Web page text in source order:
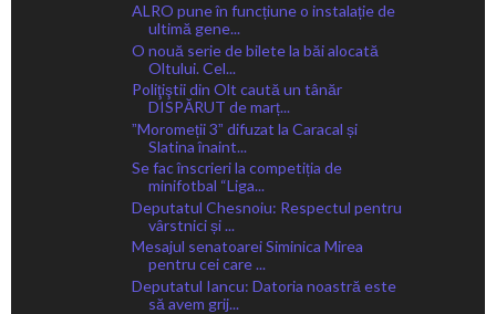
ALRO pune în funcțiune o instalație de
ultimă gene...
O nouă serie de bilete la băi alocată
Oltului. Cel...
Poliţiştii din Olt caută un tânăr
DISPĂRUT de marț...
ˮMoromeții 3ˮ difuzat la Caracal și
Slatina înaint...
Se fac înscrieri la competiția de
minifotbal “Liga...
Deputatul Chesnoiu: Respectul pentru
vârstnici și ...
Mesajul senatoarei Siminica Mirea
pentru cei care ...
Deputatul Iancu: Datoria noastră este
să avem grij...